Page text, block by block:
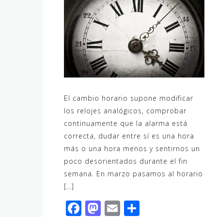
El cambio horario supone modificar
los relojes analógicos, comprobar
continuamente que la alarma está
correcta, dudar entre sí es una hora
más o una hora menos y sentirnos un
poco desorientados durante el fin
semana. En marzo pasamos al horario
[…]
F M E